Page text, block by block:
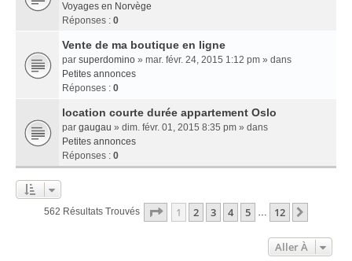
Voyages en Norvège
Réponses : 0
Vente de ma boutique en ligne
par superdomino » mar. févr. 24, 2015 1:12 pm » dans
Petites annonces
Réponses : 0
location courte durée appartement Oslo
par gaugau » dim. févr. 01, 2015 8:35 pm » dans
Petites annonces
Réponses : 0
562 Résultats Trouvés Page 1Sur
1 2 3 4 5 … 12
Aller À